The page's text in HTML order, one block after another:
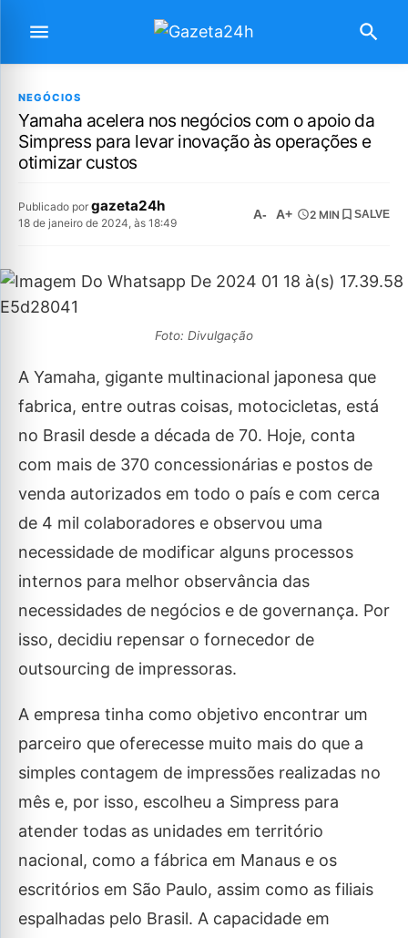
NEGÓCIOS
Yamaha acelera nos negócios com o apoio da
Simpress para levar inovação às operações e
otimizar custos
Publicado por gazeta24h
18 de janeiro de 2024, às 18:49
A- A+ 2 MIN SALVE
Foto: Divulgação
A Yamaha, gigante multinacional japonesa que
fabrica, entre outras coisas, motocicletas, está
no Brasil desde a década de 70. Hoje, conta
com mais de 370 concessionárias e postos de
venda autorizados em todo o país e com cerca
de 4 mil colaboradores e observou uma
necessidade de modificar alguns processos
internos para melhor observância das
necessidades de negócios e de governança. Por
isso, decidiu repensar o fornecedor de
outsourcing de impressoras.
A empresa tinha como objetivo encontrar um
parceiro que oferecesse muito mais do que a
simples contagem de impressões realizadas no
mês e, por isso, escolheu a Simpress para
atender todas as unidades em território
nacional, como a fábrica em Manaus e os
escritórios em São Paulo, assim como as filiais
espalhadas pelo Brasil. A capacidade em